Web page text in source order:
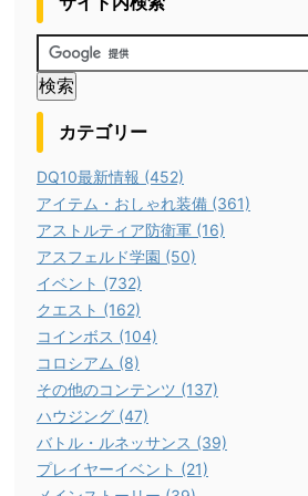
カテゴリー
DQ10最新情報 (452)
アイテム・おしゃれ装備 (361)
アストルティア防衛軍 (16)
アスフェルド学園 (50)
イベント (732)
クエスト (162)
コインボス (104)
コロシアム (8)
その他のコンテンツ (137)
ハウジング (47)
バトル・ルネッサンス (39)
プレイヤーイベント (21)